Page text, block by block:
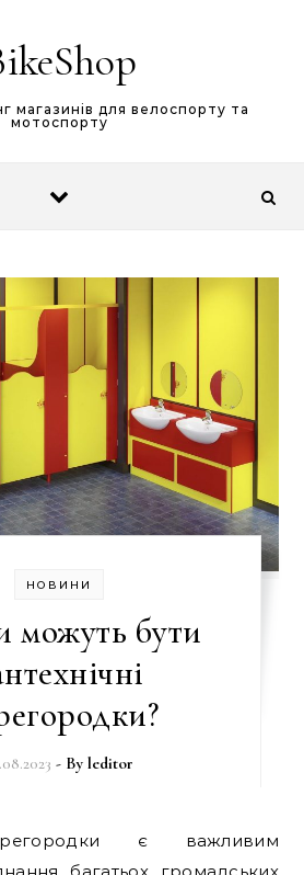
магазинів для велоспорту та
мотоспорту
НОВИНИ
можуть бути
- Byleditor